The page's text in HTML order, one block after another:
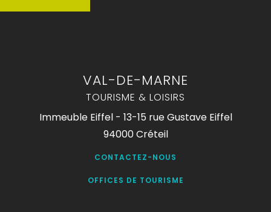
VAL-DE-MARNE
TOURISME & LOISIRS
Immeuble Eiffel - 13-15 rue Gustave Eiffel
94000 Créteil
CONTACTEZ-NOUS
OFFICES DE TOURISME